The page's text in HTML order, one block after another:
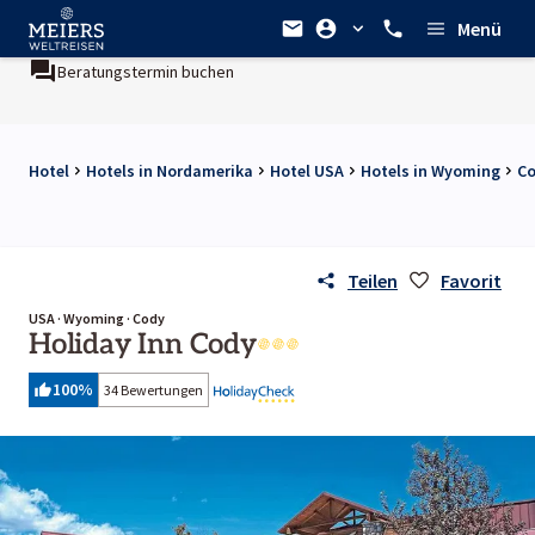
Menü
Beratungstermin buchen
Hotel Hotels in Nordamerika Hotel USA Hotels in Wyoming
Teilen Favorit
USA · Wyoming · Cody
Holiday Inn Cody
100% 34 Bewertungen